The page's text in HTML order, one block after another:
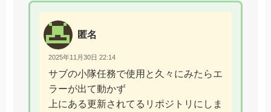
匿名
2025年11月30日 22:14
サブの小隊任務で使用と久々にみたらエ
ラーが出て動かず
上にある更新されてるリポジトリにしま